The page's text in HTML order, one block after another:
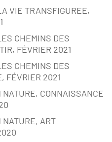
VIE TRANSFIGUREE,
CHEMINS DES
FÉVRIER 2021
CHEMINS DES
FÉVRIER 2021
CONNAISSANCE
NATURE, ART